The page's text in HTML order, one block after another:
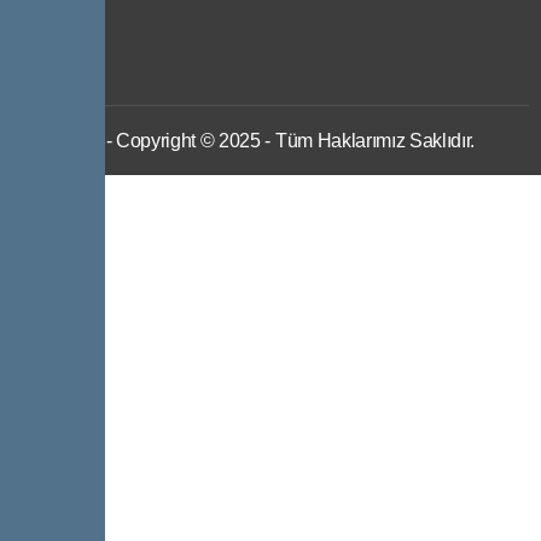
- Copyright © 2025 - Tüm Haklarımız Saklıdır.